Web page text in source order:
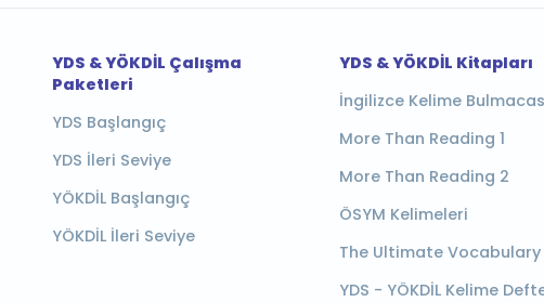
YDS & YÖKDİL Çalışma
Paketleri
YDS Başlangıç
YDS İleri Seviye
YÖKDİL Başlangıç
YÖKDİL İleri Seviye
YDS & YÖKDİL Kitapları
İngilizce Kelime
More Than Reading 1
More Than Reading 2
ÖSYM Kelimeleri
The Ultimate Vocabulary
YDS - YÖKDİL Kelime